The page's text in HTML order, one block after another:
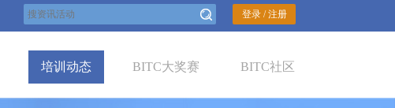
登录 / 注册
培训动态 BITC大奖赛 BITC社区